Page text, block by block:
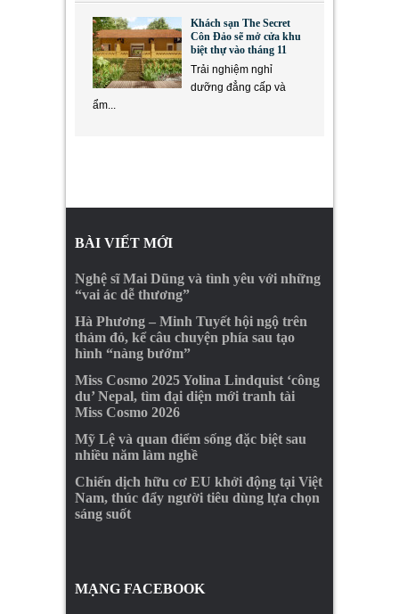
Khách sạn The Secret
Côn Đảo sẽ mở cửa khu
biệt thự vào tháng 11
Trải nghiệm nghỉ
dưỡng đẳng cấp và
ẩm...
BÀI VIẾT MỚI
Nghệ sĩ Mai Dũng và tình yêu với những
“vai ác dễ thương”
Hà Phương – Minh Tuyết hội ngộ trên
thảm đỏ, kể câu chuyện phía sau tạo
hình “nàng bướm”
Miss Cosmo 2025 Yolina Lindquist ‘công
du’ Nepal, tìm đại diện mới tranh tài
Miss Cosmo 2026
Mỹ Lệ và quan điểm sống đặc biệt sau
nhiều năm làm nghề
Chiến dịch hữu cơ EU khởi động tại Việt
Nam, thúc đẩy người tiêu dùng lựa chọn
sáng suốt
MẠNG FACEBOOK